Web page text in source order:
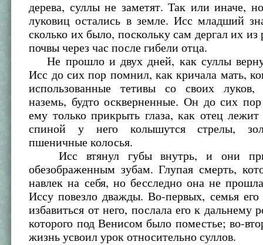
дерева, суллы не заметят. Так или иначе,
луковиц остались в земле. Исс младший
сколько их было, поскольку сам дергал их
почвы через час после гибели отца.
Не прошло и двух дней, как суллы
Исс до сих пор помнил, как кричала мать,
использованные тетивы со своих
наземь, будто оскверненные. Он до сих
ему только прикрыть глаза, как отец
спиной у него колышутся стрелы,
пшеничные колосья.
Исс втянул губы внутрь, и они
обезображенным зубам. Глупая смерть,
навлек на себя, но бесследно она не
Иссу повезло дважды. Во-первых, семья
избавиться от него, послала его к дальнему
которого под Венисом было поместье; во-
жизнь усвоил урок относительно суллов.